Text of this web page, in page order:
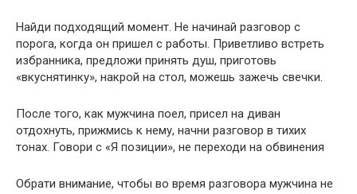
Найди подходящий момент. Не начинай разговор с
порога, когда он пришел с работы. Приветливо встреть
избранника, предложи принять душ, приготовь
«вкуснятинку», накрой на стол, можешь зажечь свечки.
После того, как мужчина поел, присел на диван
отдохнуть, прижмись к нему, начни разговор в тихих
тонах. Говори с «Я позиции», не переходи на обвинения
Обрати внимание, чтобы во время разговора мужчина не